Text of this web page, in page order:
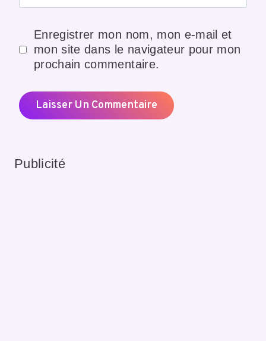
Enregistrer mon nom, mon e-mail et
mon site dans le navigateur pour mon
prochain commentaire.
Publicité